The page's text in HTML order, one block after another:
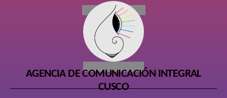
AGENCIA DE COMUNICACIÓN INTEGRAL
CUSCO